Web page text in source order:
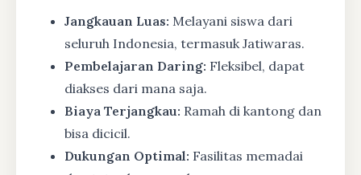
Jangkauan Luas: Melayani siswa dari
seluruh Indonesia, termasuk Jatiwaras.
Pembelajaran Daring: Fleksibel, dapat
diakses dari mana saja.
Biaya Terjangkau: Ramah di kantong dan
bisa dicicil.
Dukungan Optimal: Fasilitas memadai